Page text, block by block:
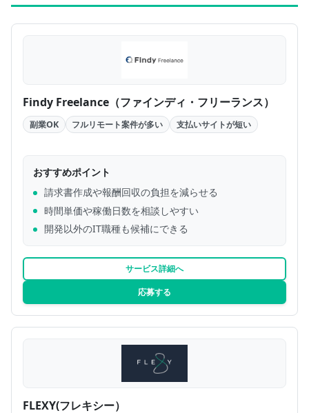
Findy Freelance（ファインディ・フリーランス）
副業OK フルリモート案件が多い 支払いサイトが短い
おすすめポイント
請求書作成や報酬回収の負担を減らせる
時間単価や稼働日数を相談しやすい
開発以外のIT職種も候補にできる
サービス詳細へ
応募する
FLEXY(フレキシー）